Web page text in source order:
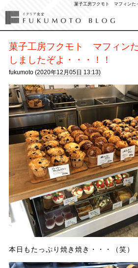
菓子工房フクモト マフィンた
菓子工房フクモト マフィン
しましたぞよ・・・！！
fukumoto (2020年12月05日 13:13)
本日もたっぷり焼き焼き・・・（笑）